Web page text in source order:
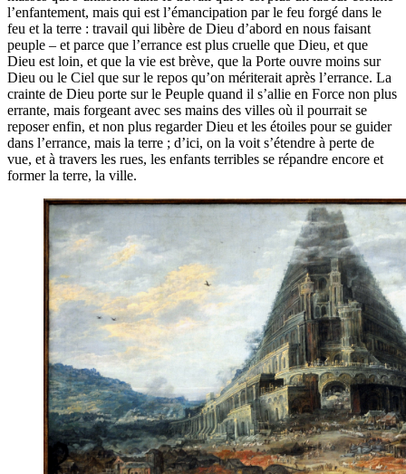
l’enfantement, mais qui est l’émancipation par le feu forgé dans le
feu et la terre : travail qui libère de Dieu d’abord en nous faisant
peuple – et parce que l’errance est plus cruelle que Dieu, et que
Dieu est loin, et que la vie est brève, que la Porte ouvre moins sur
Dieu ou le Ciel que sur le repos qu’on mériterait après l’errance. La
crainte de Dieu porte sur le Peuple quand il s’allie en Force non plus
errante, mais forgeant avec ses mains des villes où il pourrait se
reposer enfin, et non plus regarder Dieu et les étoiles pour se guider
dans l’errance, mais la terre ; d’ici, on la voit s’étendre à perte de
vue, et à travers les rues, les enfants terribles se répandre encore et
former la terre, la ville.